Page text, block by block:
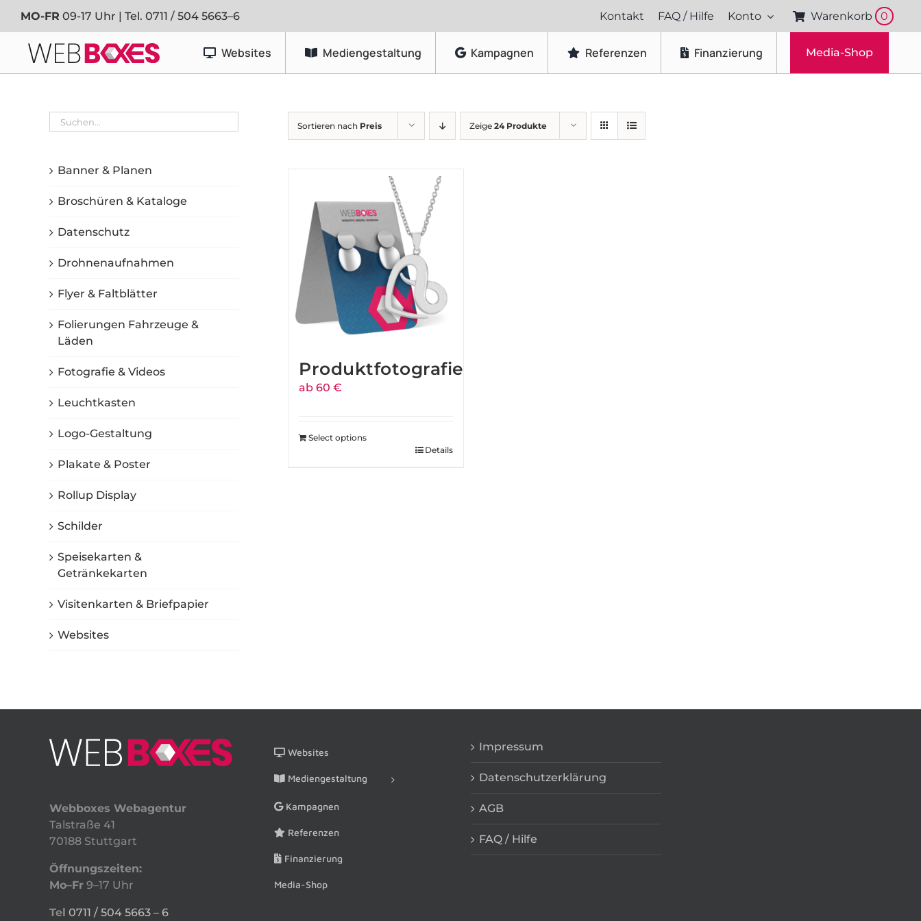
Inhalt
springen
MO-FR 09-17 Uhr | Tel. 0711 / 504 5663–6 Kontakt FAQ / Hilfe Konto Warenkorb 0
Websites Mediengestaltung
Werbetechnik
Fahrzeugfolierung
Grafikdesign
Logo-Gestaltung
Flyer & Faltblätter
Broschüren & Kataloge
Speisekarten & Getränkekarten
Plakate & Poster
Produktfotografie
Kampagnen Referenzen Finanzierung Media-Shop
Sortieren nach Preis Zeige 24 Produkte
Produktfotografie
ab 60 €
Select options
Details
Banner & Planen
Broschüren & Kataloge
Datenschutz
Drohnenaufnahmen
Flyer & Faltblätter
Folierungen Fahrzeuge &
Läden
Fotografie & Videos
Leuchtkasten
Logo-Gestaltung
Plakate & Poster
Rollup Display
Schilder
Speisekarten &
Getränkekarten
Visitenkarten & Briefpapier
Websites
Webboxes Webagentur
Talstraße 41
70188 Stuttgart
Öffnungszeiten:
Mo–Fr 9–17 Uhr
Tel 0711 / 504 5663 – 6
Websites
Mediengestaltung
Kampagnen
Referenzen
Finanzierung
Media-Shop
Impressum
Datenschutzerklärung
AGB
FAQ / Hilfe